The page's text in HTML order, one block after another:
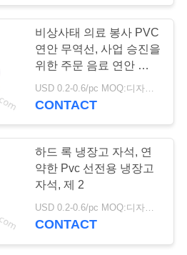
가죽 열쇠
31
비상사태 의료 봉사 PVC
연안 무역선, 사업 승진을
위한 주문 음료 연안 무역
선
USD 0.2-0.6/pc MOQ:디자인 당 100 PC
CONTACT
하드 록 냉장고 자석, 연
약한 Pvc 선전용 냉장고
자석, 제 2
USD 0.2-0.6/pc MOQ:디자인 당 100 PC
CONTACT